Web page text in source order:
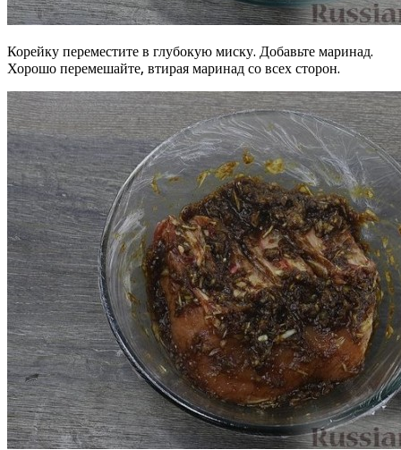
Корейку переместите в глубокую миску. Добавьте маринад.
Хорошо перемешайте, втирая маринад со всех сторон.